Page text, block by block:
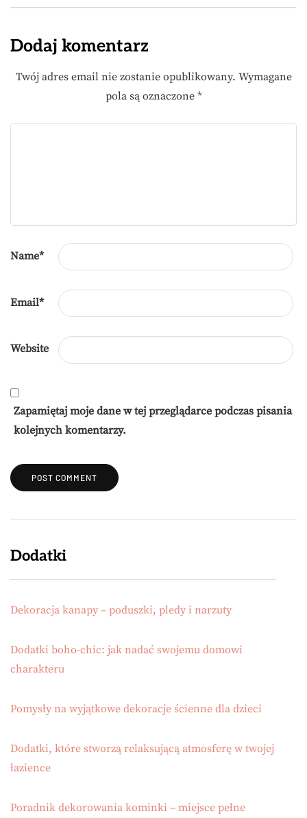
Dodaj komentarz
Twój adres email nie zostanie opublikowany. Wymagane
pola są oznaczone *
Name*
Email*
Website
Zapamiętaj moje dane w tej przeglądarce podczas pisania
kolejnych komentarzy.
Dodatki
Dekoracja kanapy – poduszki, pledy i narzuty
Dodatki boho-chic: jak nadać swojemu domowi
charakteru
Pomysły na wyjątkowe dekoracje ścienne dla dzieci
Dodatki, które stworzą relaksującą atmosferę w twojej
łazience
Poradnik dekorowania kominki – miejsce pełne